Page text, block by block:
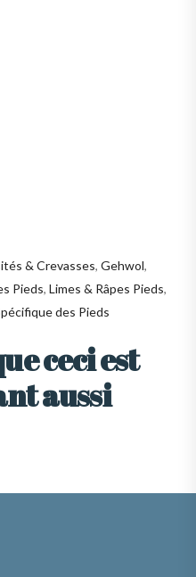
& Crevasses, Gehwol,
Pieds, Limes & Râpes Pieds,
des Pieds
ceci est
aussi